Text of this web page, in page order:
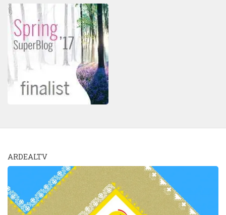
ARDEALTV